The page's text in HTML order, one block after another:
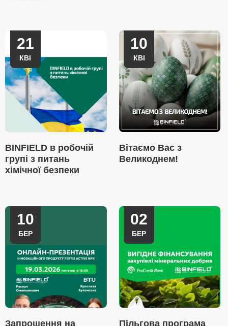
21
КВІ
BINFIELD в робочій
групі з питань
хімічної безпеки
10
КВІ
Вітаємо Вас з
Великоднем!
10
БЕР
Запрошення на
02
БЕР
Пільгова програма